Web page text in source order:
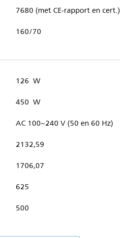
7680 (met CE-rapport en cert.)
160/70
126 W
450 W
AC 100~240 V (50 en 60 Hz)
2132,59
1706,07
625
500